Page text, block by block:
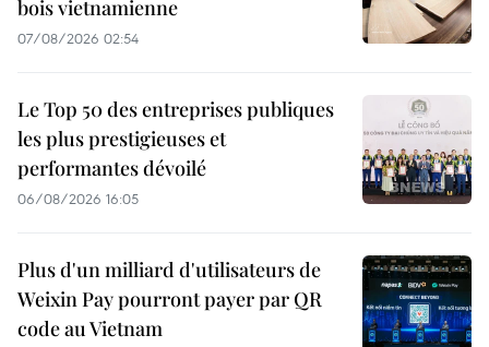
bois vietnamienne
07/08/2026 02:54
Le Top 50 des entreprises publiques
les plus prestigieuses et
performantes dévoilé
06/08/2026 16:05
Plus d'un milliard d'utilisateurs de
Weixin Pay pourront payer par QR
code au Vietnam